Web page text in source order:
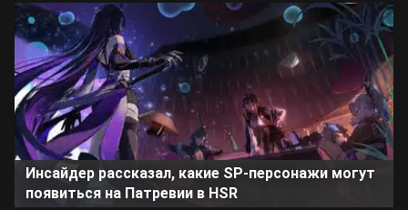
Инсайдер рассказал, какие SP-персонажи могут
появиться на Патревии в HSR